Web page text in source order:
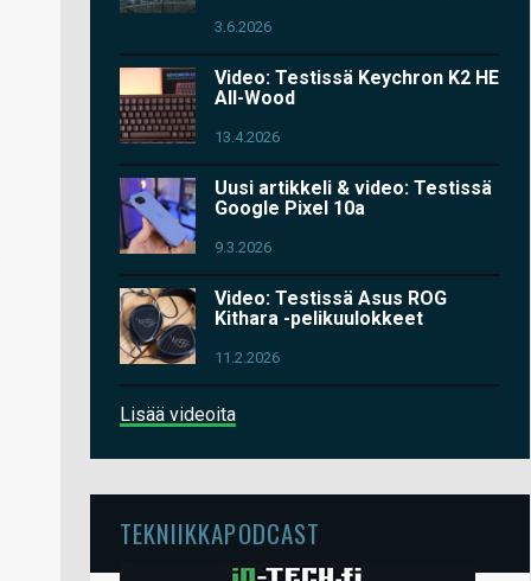
3.6.2026
Video: Testissä Keychron K2 HE
All-Wood
13.4.2026
Uusi artikkeli & video: Testissä
Google Pixel 10a
9.3.2026
Video: Testissä Asus ROG
Kithara -pelikuulokkeet
11.2.2026
Lisää videoita
TEKNIIKKAPODCAST